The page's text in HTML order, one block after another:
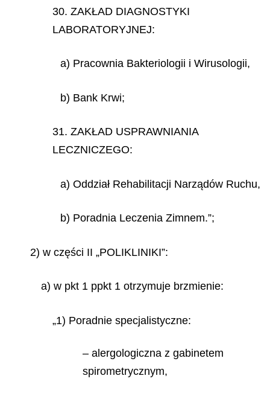
30. ZAKŁAD DIAGNOSTYKI
LABORATORYJNEJ:
a) Pracownia Bakteriologii i Wirusologii,
b) Bank Krwi;
31. ZAKŁAD USPRAWNIANIA
LECZNICZEGO:
a) Oddział Rehabilitacji Narządów Ruchu,
b) Poradnia Leczenia Zimnem.”;
2) w części II „POLIKLINIKI”:
a) w pkt 1 ppkt 1 otrzymuje brzmienie:
„1) Poradnie specjalistyczne:
– alergologiczna z gabinetem
spirometrycznym,